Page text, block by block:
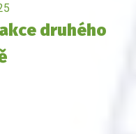
druhého